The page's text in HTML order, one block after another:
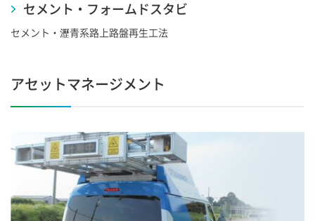
セメント・フォームドスタビ
セメント・瀝青系路上路盤再生工法
アセットマネージメント